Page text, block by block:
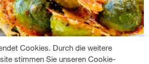
mit Parmesan
Cookies. Durch die weitere
stimmen Sie unseren Cookie-